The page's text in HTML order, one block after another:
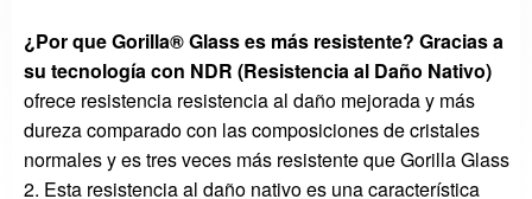
¿Por que Gorilla® Glass es más resistente? Gracias a
su tecnología con NDR (Resistencia al Daño Nativo)
ofrece resistencia resistencia al daño mejorada y más
dureza comparado con las composiciones de cristales
normales y es tres veces más resistente que Gorilla Glass
2. Esta resistencia al daño nativo es una característica